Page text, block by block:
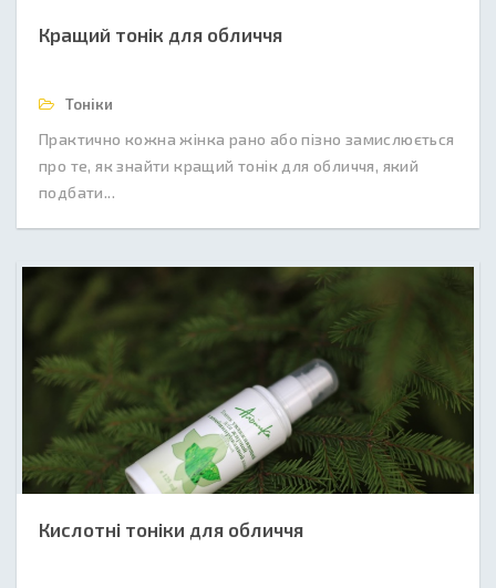
Кращий тонік для обличчя
Тоніки
Практично кожна жінка рано або пізно замислюється
про те, як знайти кращий тонік для обличчя, який
подбати...
Кислотні тоніки для обличчя